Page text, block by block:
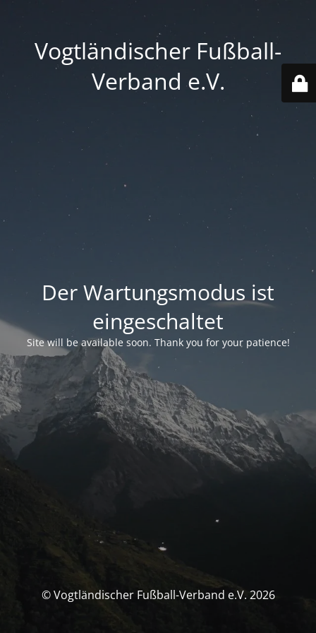
Vogtländischer Fußball-
Verband e.V.
Der Wartungsmodus ist
eingeschaltet
Site will be available soon. Thank you for your patience!
© Vogtländischer Fußball-Verband e.V. 2026